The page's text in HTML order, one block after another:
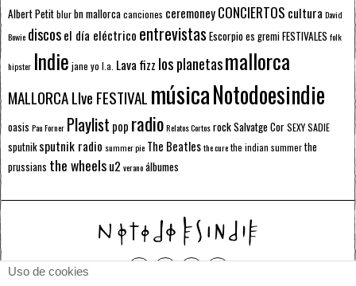
Albert Petitblurbn mallorcacanciones ceremoneyCONCIERTOS cultura David
Bowie discosel día eléctrico entrevistas Escorpioes gremiFESTIVALES folk
hipster Indie jane yo l.a. Lava fizz los planetasmallorca
MALLORCA LIve FESTIVAL músicaNotodoesindie
oasis Pau Forner Playlist pop radioRelatos CortosrockSalvatge CorSEXY SADIE
sputnik sputnik radio summer pie The Beatlesthe curethe indian summerthe
prussians the wheelsu2 veranoálbumes
Uso de cookies